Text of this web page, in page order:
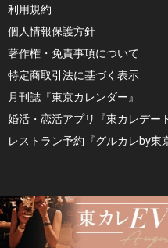
利用規約
個人情報保護方針
著作権・免責事項について
特定商取引法に基づく表示
月刊誌『東京カレンダー』
婚活・恋活アプリ『東カレデー
レストラン予約『グルカレby東